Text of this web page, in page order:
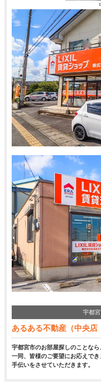
宇都
あるある不動産（中央店
宇都宮市のお部屋探しのことな
一同、皆様のご要望にお応えで
手伝いをさせていただきます。